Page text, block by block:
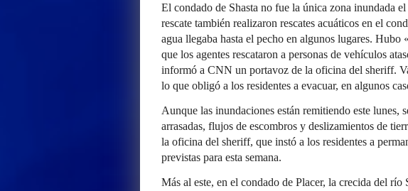
El condado de Shasta no fue la única zona inundada
rescate también realizaron rescates acuáticos en el
agua llegaba hasta el pecho en algunos lugares. Hubo
que los agentes rescataron a personas de vehículos
informó a CNN un portavoz de la oficina del sheriff.
lo que obligó a los residentes a evacuar, en algunos
Aunque las inundaciones están remitiendo este lunes,
arrasadas, flujos de escombros y deslizamientos de
la oficina del sheriff, que instó a los residentes a
previstas para esta semana.
Más al este, en el condado de Placer, la crecida del río